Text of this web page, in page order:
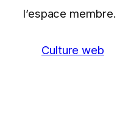
l’espace membre.
Culture web